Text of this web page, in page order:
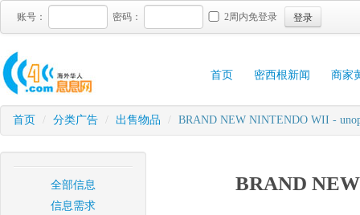
账号： 密码： 2周内免登录 登录
首页 密西根新闻 商家
首页 / 分类广告 / 出售物品 / BRAND NEW NINTENDO WII -
全部信息
信息需求
BRAND